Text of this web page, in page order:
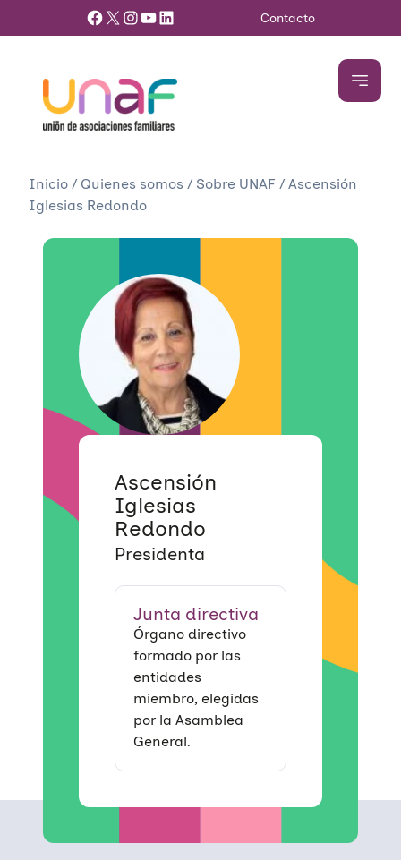
Facebook X InstagramYouTube LinkedIn Contacto
Inicio / Quienes somos / Sobre UNAF / Ascensión
Iglesias Redondo
Ascensión
Iglesias
Redondo
Presidenta
Junta directiva
Órgano directivo
formado por las
entidades
miembro, elegidas
por la Asamblea
General.